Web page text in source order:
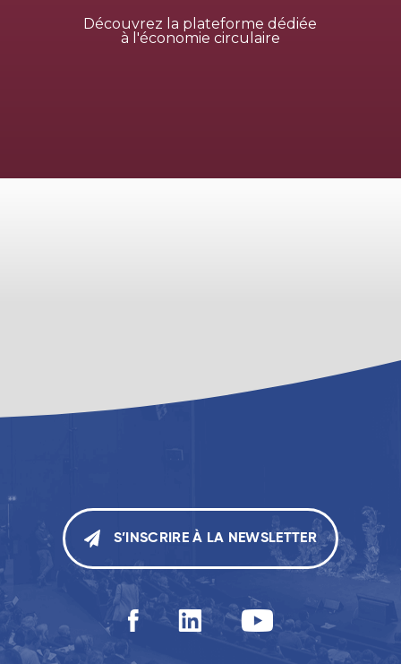
Découvrez la plateforme dédiée
à l'économie circulaire
S’INSCRIRE À LA NEWSLETTER